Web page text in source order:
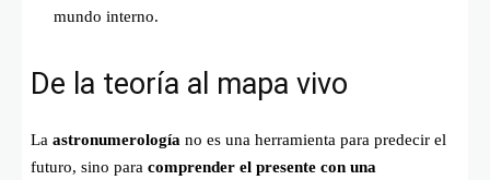
mundo interno.
De la teoría al mapa vivo
La astronumerología no es una herramienta para predecir el
futuro, sino para comprender el presente con una